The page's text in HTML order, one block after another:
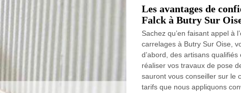
Les avantages de
Falck à Butry Sur
Sachez qu’en faisant appel à
carrelages à Butry Sur Oise,
d’abord, des artisans
réaliser vos travaux de pose
sauront vous conseiller sur le
tarifs que nous appliquons